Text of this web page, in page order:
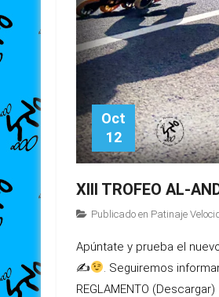
Oct
12
XIII TROFEO AL-
Publicado en Patinaje
Apúntate y prueba el
✍
. Seguiremos
REGLAMENTO (Descargar)